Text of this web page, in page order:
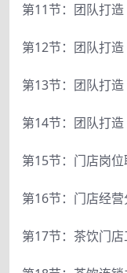
第11节：团队打
第12节：团队打
第13节：团队打
第14节：团队打
第15节：门店岗
第16节：门店经
第17节：茶饮门